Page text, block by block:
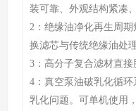
装可靠、外观结构紧凑
2：绝缘油净化再生周
换滤芯与传统绝缘油处
3：高分子复合滤材直
4：真空泵油破乳化循
乳化问题。可单机使用